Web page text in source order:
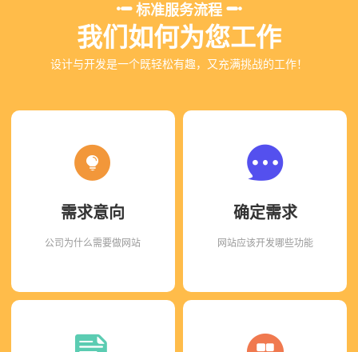
标准服务流程
我们如何为您工作
设计与开发是一个既轻松有趣，又充满挑战的工作！
需求意向
公司为什么需要做网站
确定需求
网站应该开发哪些功能